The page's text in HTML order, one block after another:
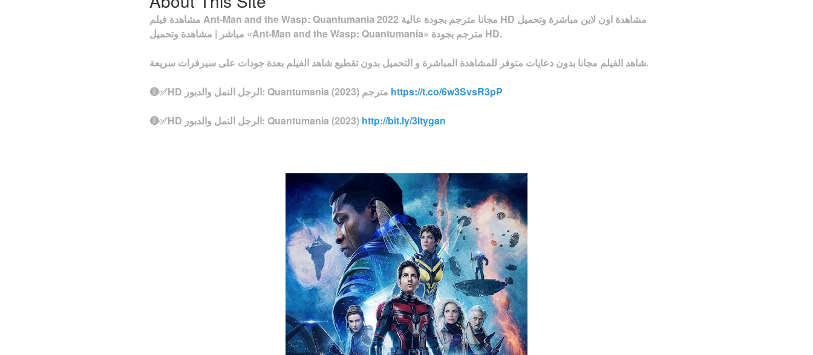
مشاهدة فيلم Ant-Man and the Wasp: Quantumania 2022 مجانا مترجم بجودة عالية HD مشاهدة اون لاين مباشرة وتحميل
مباشر | مشاهدة وتحميل «Ant-Man and the Wasp: Quantumania» مترجم بجودة HD.
شاهد الفيلم مجانا بدون دعايات متوفر للمشاهدة المباشرة و التحميل بدون تقطيع شاهد الفيلم بعدة جودات على سيرفرات سريعة.
https://t.co/6w3SvsR3pP
🔴✅HD الرجل النمل والدبور: Quantumania (2023) http://bit.ly/3ltygan